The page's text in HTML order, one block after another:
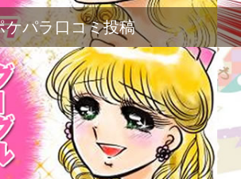
ケパラ口コミ投稿